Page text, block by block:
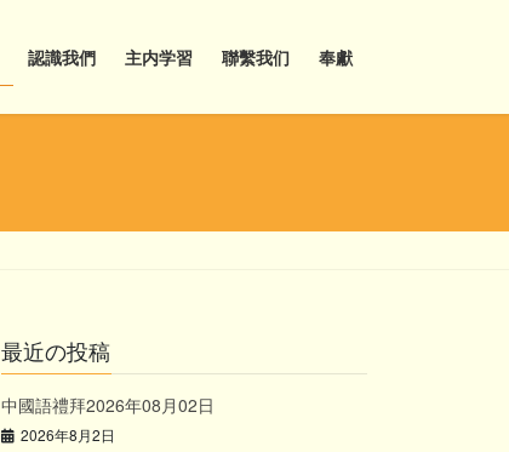
認識我們 主内学習 聯繫我们 奉獻
最近の投稿
中國語禮拜2026年08月02日
2026年8月2日